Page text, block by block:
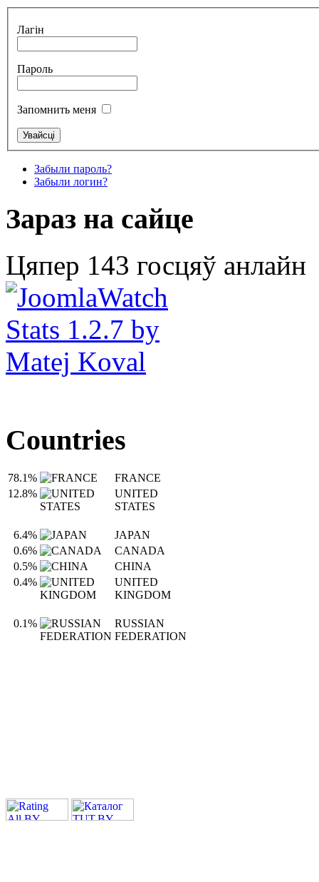
Лагін
Пароль
Запомнить меня
Забыли пароль?
Забыли логин?
Зараз на сайце
Цяпер 143 госцяў анлайн
Countries
78.1%
FRANCE
12.8%
UNITED
STATES
6.4%
JAPAN
0.6%
CANADA
0.5%
CHINA
0.4%
UNITED
KINGDOM
0.1%
RUSSIAN
FEDERATION